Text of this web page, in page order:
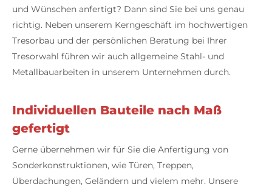
und Wünschen anfertigt? Dann sind Sie bei uns genau
richtig. Neben unserem Kerngeschäft im hochwertigen
Tresorbau und der persönlichen Beratung bei Ihrer
Tresorwahl führen wir auch allgemeine Stahl- und
Metallbauarbeiten in unserem Unternehmen durch.
Individuellen Bauteile nach Maß
gefertigt
Gerne übernehmen wir für Sie die Anfertigung von
Sonderkonstruktionen, wie Türen, Treppen,
Überdachungen, Geländern und vielem mehr. Unsere